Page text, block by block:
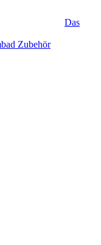
Das
Zubehör